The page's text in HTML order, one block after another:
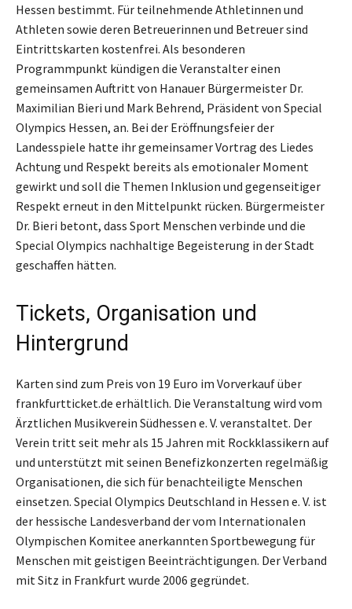
Hessen bestimmt. Für teilnehmende Athletinnen und
Athleten sowie deren Betreuerinnen und Betreuer sind
Eintrittskarten kostenfrei. Als besonderen
Programmpunkt kündigen die Veranstalter einen
gemeinsamen Auftritt von Hanauer Bürgermeister Dr.
Maximilian Bieri und Mark Behrend, Präsident von Special
Olympics Hessen, an. Bei der Eröffnungsfeier der
Landesspiele hatte ihr gemeinsamer Vortrag des Liedes
Achtung und Respekt bereits als emotionaler Moment
gewirkt und soll die Themen Inklusion und gegenseitiger
Respekt erneut in den Mittelpunkt rücken. Bürgermeister
Dr. Bieri betont, dass Sport Menschen verbinde und die
Special Olympics nachhaltige Begeisterung in der Stadt
geschaffen hätten.
Tickets, Organisation und
Hintergrund
Karten sind zum Preis von 19 Euro im Vorverkauf über
frankfurtticket.de erhältlich. Die Veranstaltung wird vom
Ärztlichen Musikverein Südhessen e. V. veranstaltet. Der
Verein tritt seit mehr als 15 Jahren mit Rockklassikern auf
und unterstützt mit seinen Benefizkonzerten regelmäßig
Organisationen, die sich für benachteiligte Menschen
einsetzen. Special Olympics Deutschland in Hessen e. V. ist
der hessische Landesverband der vom Internationalen
Olympischen Komitee anerkannten Sportbewegung für
Menschen mit geistigen Beeinträchtigungen. Der Verband
mit Sitz in Frankfurt wurde 2006 gegründet.